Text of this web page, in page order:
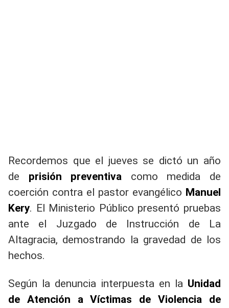
Recordemos que el jueves se dictó un año
de prisión preventiva como medida de
coerción contra el pastor evangélico Manuel
Kery. El Ministerio Público presentó pruebas
ante el Juzgado de Instrucción de La
Altagracia, demostrando la gravedad de los
hechos.
Según la denuncia interpuesta en la Unidad
de Atención a Víctimas de Violencia de